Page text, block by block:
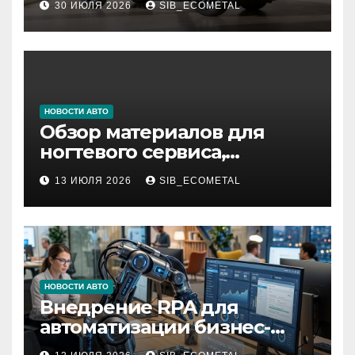
30 ИЮЛЯ 2026 SIB_ECOMETAL
НОВОСТИ АВТО
Обзор материалов для
ногтевого сервиса,
наращивания ресниц и
депиляции
13 ИЮЛЯ 2026 SIB_ECOMETAL
НОВОСТИ АВТО
Внедрение RPA для
автоматизации бизнес-
процессов